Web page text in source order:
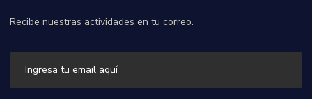
Recibe nuestras actividades en tu correo.